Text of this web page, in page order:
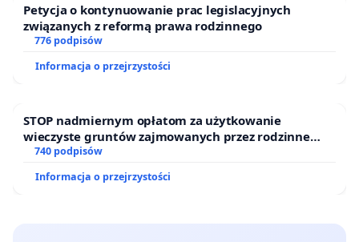
Petycja o kontynuowanie prac legislacyjnych
związanych z reformą prawa rodzinnego
776 podpisów
Informacja o przejrzystości
STOP nadmiernym opłatom za użytkowanie
wieczyste gruntów zajmowanych przez rodzinne
ogrody działkowe.
740 podpisów
Informacja o przejrzystości